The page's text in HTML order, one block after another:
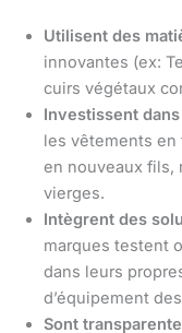
Utilisent des
innovantes (ex:
cuirs végétaux
Investissent
les vêtements
en nouveaux fils,
vierges.
Intègrent des
marques testent
dans leurs
d’équipement
Sont